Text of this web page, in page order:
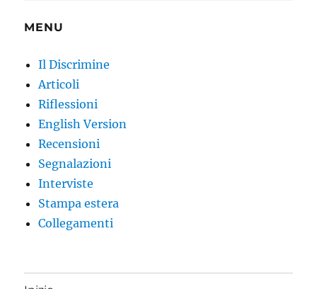
MENU
Il Discrimine
Articoli
Riflessioni
English Version
Recensioni
Segnalazioni
Interviste
Stampa estera
Collegamenti